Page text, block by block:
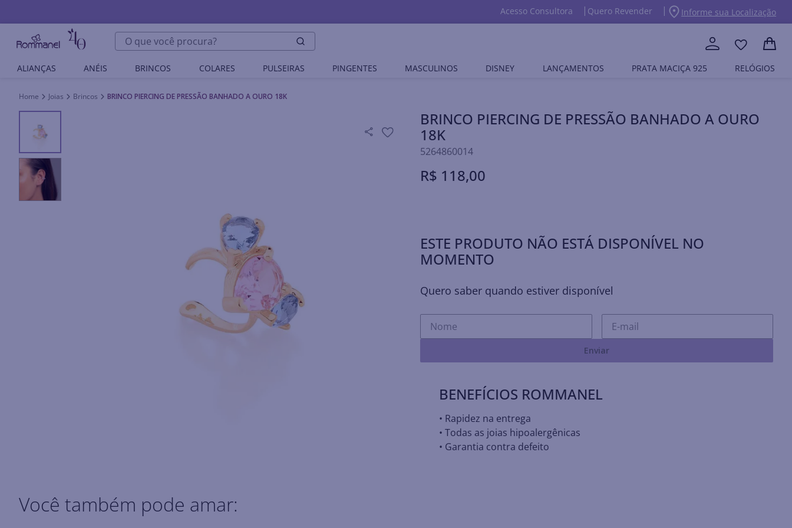
Acesso Consultora Quero Revender Informe sua Localização
O que você procura?
ALIANÇAS ANÉIS BRINCOS COLARES PULSEIRAS PINGENTES MASCULINOS DISNEY LANÇAMENTOS PRATA MACIÇA 925 RELÓGIOS
Joias Brincos BRINCO PIERCING DE PRESSÃO BANHADO A OURO 18K
BRINCO PIERCING DE PRESSÃO BANHADO A OURO
18K
5264860014
R$ 118,00
ESTE PRODUTO NÃO ESTÁ DISPONÍVEL NO
MOMENTO
Quero saber quando estiver disponível
Enviar
BENEFÍCIOS ROMMANEL
• Rapidez na entrega
• Todas as joias hipoalergênicas
• Garantia contra defeito
Você também pode amar: